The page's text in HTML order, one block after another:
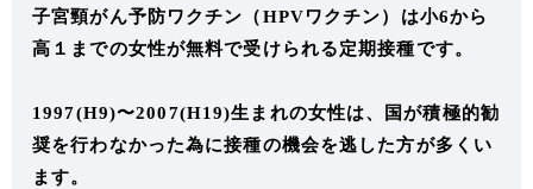
子宮頸がん予防ワクチン（HPVワクチン）は小6から
高１までの女性が無料で受けられる定期接種です。
1997(H9)〜2007(H19)生まれの女性は、国が積極的勧
奨を行わなかった為に接種の機会を逃した方が多くい
ます。